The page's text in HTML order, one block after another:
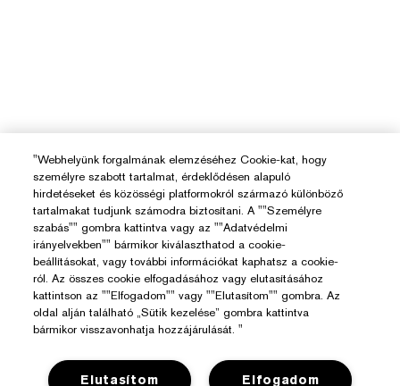
"Webhelyünk forgalmának elemzéséhez Cookie-kat, hogy
személyre szabott tartalmat, érdeklődésen alapuló
hirdetéseket és közösségi platformokról származó különböző
tartalmakat tudjunk számodra biztosítani. A ""Személyre
szabás"" gombra kattintva vagy az ""Adatvédelmi
irányelvekben"" bármikor kiválaszthatod a cookie-
beállításokat, vagy további információkat kaphatsz a cookie-
ról. Az összes cookie elfogadásához vagy elutasításához
kattintson az ""Elfogadom"" vagy ""Elutasítom"" gombra. Az
oldal alján található „Sütik kezelése” gombra kattintva
bármikor visszavonhatja hozzájárulását. "
Elfogadom
Elutasítom